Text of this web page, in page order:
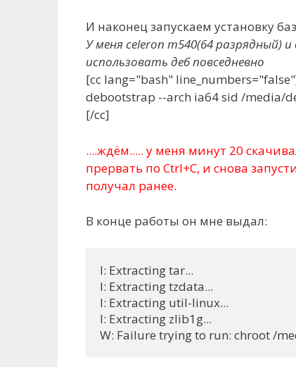
И наконец запускаем установку
У меня celeron m540(64 разрядный)
использовать деб повседневно
[cc lang="bash"
debootstrap --arch ia64 sid /media/
[/cc]
....ждём..... у меня минут 20
прервать по Ctrl+C, и снова
получал ранее.
В конце работы он мне выдал:
I: Extracting tar...
I: Extracting tzdata...
I: Extracting util-linux...
I: Extracting zlib1g...